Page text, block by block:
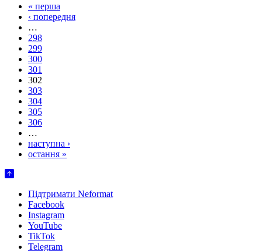
« перша
‹ попередня
…
298
299
300
301
302
303
304
305
306
…
наступна ›
остання »
Підтримати Neformat
Facebook
Instagram
YouTube
TikTok
Telegram